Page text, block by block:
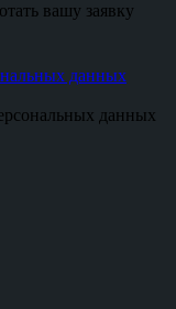
вашу заявку
данных
данных